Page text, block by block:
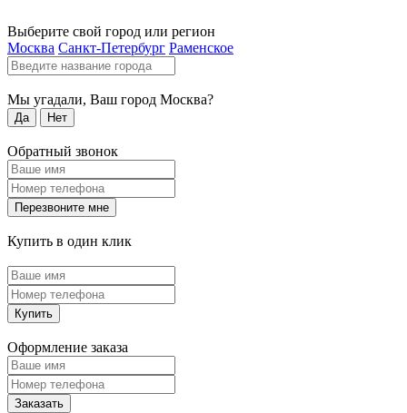
Выберите свой город или регион
Москва Санкт-Петербург Раменское
Мы угадали, Ваш город Москва?
Да Нет
Обратный звонок
Перезвоните мне
Купить в один клик
Купить
Оформление заказа
Заказать